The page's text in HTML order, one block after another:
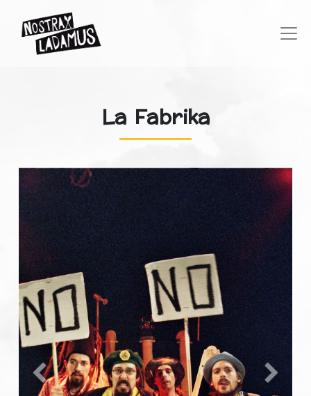
La Fabrika
Anterior